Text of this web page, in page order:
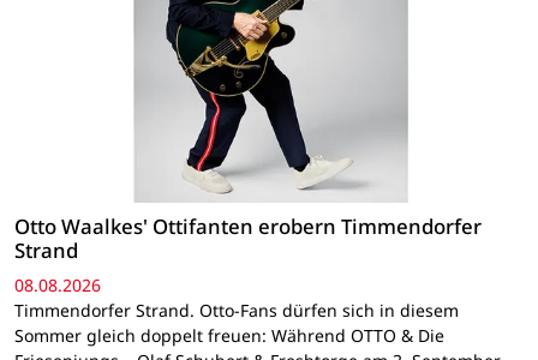
Otto Waalkes' Ottifanten erobern Timmendorfer
Strand
08.08.2026
Timmendorfer Strand. Otto-Fans dürfen sich in diesem
Sommer gleich doppelt freuen: Während OTTO & Die